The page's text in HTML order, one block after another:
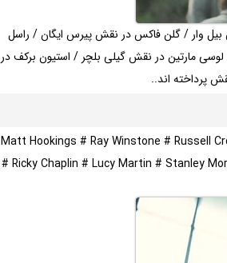
وار / گلن فاکس در نقش پیرس ایگان / راسل
مارتین در نقش گیلی بلچر / استیون برکف در
پرداخته اند..
Matt Hookings # Ray Winstone # Russell
# Ricky Chaplin # Lucy Martin # Stanley